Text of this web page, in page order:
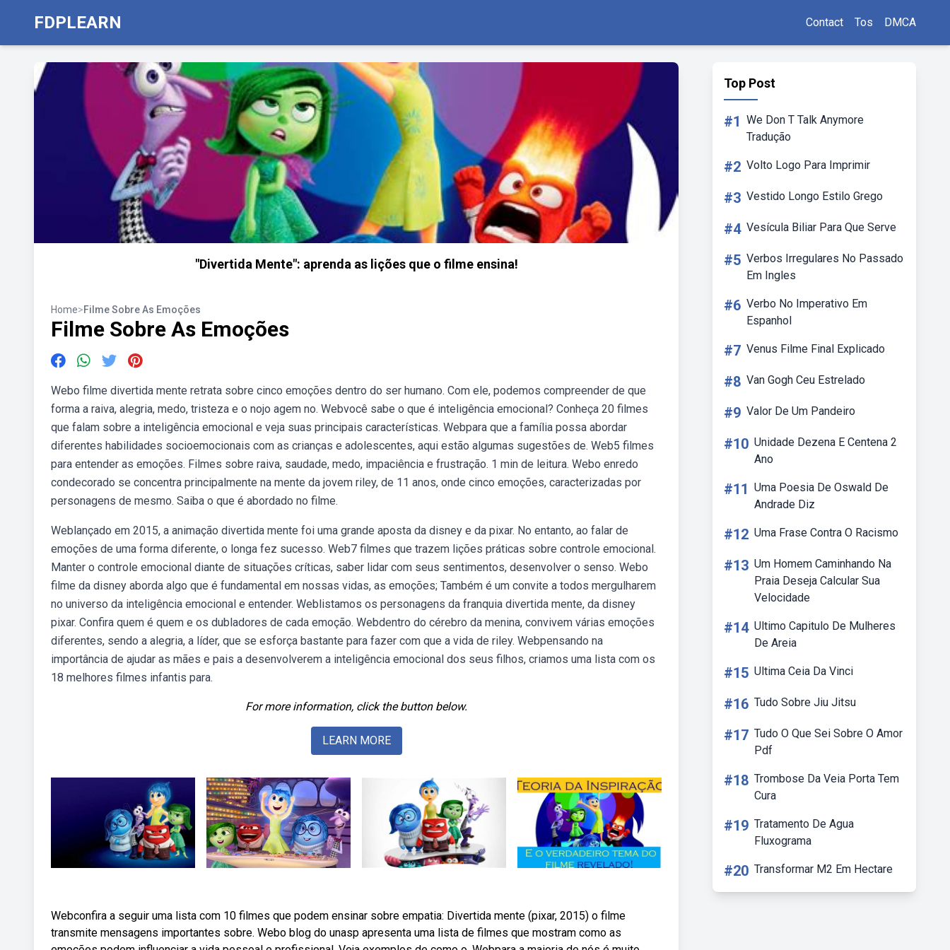
FDPLEARN Contact Tos DMCA
"Divertida Mente": aprenda as lições que o filme ensina!
Home>Filme Sobre As Emoções
Filme Sobre As Emoções
Webo filme divertida mente retrata sobre cinco emoções dentro do ser humano. Com ele, podemos compreender de que
forma a raiva, alegria, medo, tristeza e o nojo agem no. Webvocê sabe o que é inteligência emocional? Conheça 20 filmes
que falam sobre a inteligência emocional e veja suas principais características. Webpara que a família possa abordar
diferentes habilidades socioemocionais com as crianças e adolescentes, aqui estão algumas sugestões de. Web5 filmes
para entender as emoções. Filmes sobre raiva, saudade, medo, impaciência e frustração. 1 min de leitura. Webo enredo
condecorado se concentra principalmente na mente da jovem riley, de 11 anos, onde cinco emoções, caracterizadas por
personagens de mesmo. Saiba o que é abordado no filme.
Weblançado em 2015, a animação divertida mente foi uma grande aposta da disney e da pixar. No entanto, ao falar de
emoções de uma forma diferente, o longa fez sucesso. Web7 filmes que trazem lições práticas sobre controle emocional.
Manter o controle emocional diante de situações críticas, saber lidar com seus sentimentos, desenvolver o senso. Webo
filme da disney aborda algo que é fundamental em nossas vidas, as emoções; Também é um convite a todos mergulharem
no universo da inteligência emocional e entender. Weblistamos os personagens da franquia divertida mente, da disney
pixar. Confira quem é quem e os dubladores de cada emoção. Webdentro do cérebro da menina, convivem várias emoções
diferentes, sendo a alegria, a líder, que se esforça bastante para fazer com que a vida de riley. Webpensando na
importância de ajudar as mães e pais a desenvolverem a inteligência emocional dos seus filhos, criamos uma lista com os
18 melhores filmes infantis para.
For more information, click the button below.
LEARN MORE
Webconfira a seguir uma lista com 10 filmes que podem ensinar sobre empatia: Divertida mente (pixar, 2015) o filme
transmite mensagens importantes sobre. Webo blog do unasp apresenta uma lista de filmes que mostram como as
Top Post
#1 We Don T Talk Anymore
Tradução
#2 Volto Logo Para Imprimir
#3 Vestido Longo Estilo Grego
#4 Vesícula Biliar Para Que Serve
#5 Verbos Irregulares No Passado
Em Ingles
#6 Verbo No Imperativo Em
Espanhol
#7 Venus Filme Final Explicado
#8 Van Gogh Ceu Estrelado
#9 Valor De Um Pandeiro
#10 Unidade Dezena E Centena 2
Ano
#11 Uma Poesia De Oswald De
Andrade Diz
#12 Uma Frase Contra O Racismo
#13 Um Homem Caminhando Na
Praia Deseja Calcular Sua
Velocidade
#14 Ultimo Capitulo De Mulheres
De Areia
#15 Ultima Ceia Da Vinci
#16 Tudo Sobre Jiu Jitsu
#17 Tudo O Que Sei Sobre O Amor
Pdf
#18 Trombose Da Veia Porta Tem
Cura
#19 Tratamento De Agua
Fluxograma
#20 Transformar M2 Em Hectare